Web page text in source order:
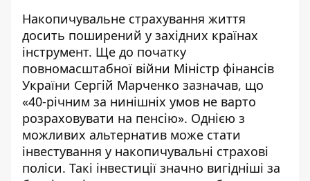
Накопичувальне страхування життя
досить поширений у західних країнах
інструмент. Ще до початку
повномасштабної війни Міністр фінансів
України Сергій Марченко зазначав, що
«40-річним за нинішніх умов не варто
розраховувати на пенсію». Однією з
можливих альтернатив може стати
інвестування у накопичувальні страхові
поліси. Такі інвестиції значно вигідніші за